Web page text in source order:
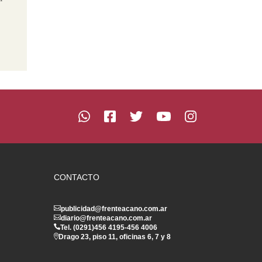
CONTACTO
publicidad@frenteacano.com.ar
diario@frenteacano.com.ar
Tel. (0291)456 4195-456 4006
Drago 23, piso 11, oficinas 6, 7 y 8